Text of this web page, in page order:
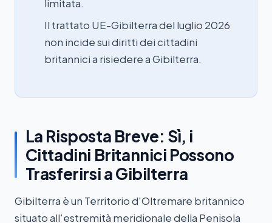
limitata.
Il trattato UE-Gibilterra del luglio 2026
non incide sui diritti dei cittadini
britannici a risiedere a Gibilterra.
La Risposta Breve: Sì, i
Cittadini Britannici Possono
Trasferirsi a Gibilterra
Gibilterra è un Territorio d'Oltremare britannico
situato all'estremità meridionale della Penisola